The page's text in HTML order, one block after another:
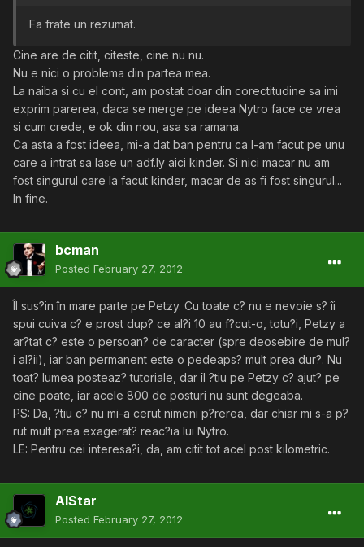
Fa frate un rezumat.
Cine are de citit, citeste, cine nu nu.
Nu e nici o problema din partea mea.
La naiba si cu el cont, am postat doar din corectitudine sa imi
exprim parerea, daca se merge pe ideea Nytro face ce vrea
si cum crede, e ok din nou, asa sa ramana.
Ca asta a fost ideea, mi-a dat ban pentru ca l-am facut pe unu
care a intrat sa lase un adf.ly aici kinder. Si nici macar nu am
fost singurul care la facut kinder, macar de as fi fost singurul...
In fine.
bcman
Posted February 27, 2012
Îl sus?in în mare parte pe Petzy. Cu toate c? nu e nevoie s? îi
spui cuiva c? e prost dup? ce al?i 10 au f?cut-o, totu?i, Petzy a
ar?tat c? este o persoan? de caracter (spre deosebire de mul?
i al?ii), iar ban permanent este o pedeaps? mult prea dur?. Nu
toat? lumea posteaz? tutoriale, dar îl ?tiu pe Petzy c? ajut? pe
cine poate, iar acele 800 de posturi nu sunt degeaba.
PS: Da, ?tiu c? nu mi-a cerut nimeni p?rerea, dar chiar mi s-a p?
rut mult prea exagerat? reac?ia lui Nytro.
LE: Pentru cei interesa?i, da, am citit tot acel post kilometric.
AlStar
Posted February 27, 2012